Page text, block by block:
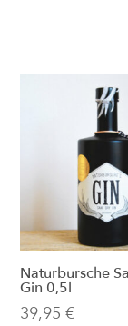
Naturbursche
Gin 0,5l
39,95€